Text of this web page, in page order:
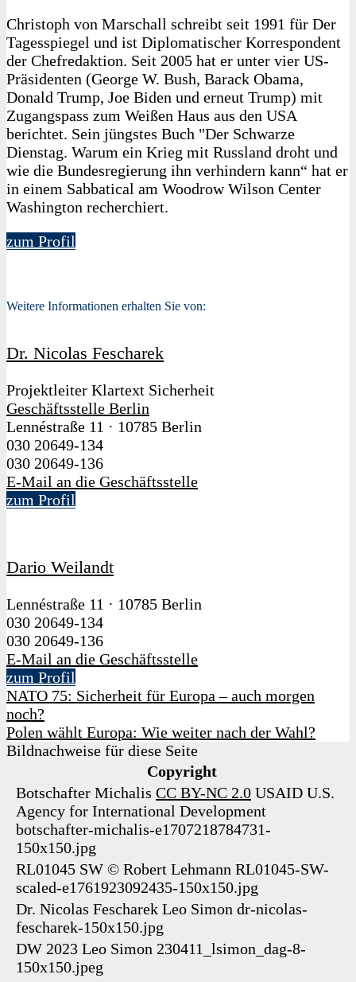
Christoph von Marschall schreibt seit 1991 für Der
Tagesspiegel und ist Diplomatischer Korrespondent
der Chefredaktion. Seit 2005 hat er unter vier US-
Präsidenten (George W. Bush, Barack Obama,
Donald Trump, Joe Biden und erneut Trump) mit
Zugangspass zum Weißen Haus aus den USA
berichtet. Sein jüngstes Buch "Der Schwarze
Dienstag. Warum ein Krieg mit Russland droht und
wie die Bundesregierung ihn verhindern kann“ hat er
in einem Sabbatical am Woodrow Wilson Center
Washington recherchiert.
zum Profil
Weitere Informationen erhalten Sie von:
Dr. Nicolas Fescharek
Projektleiter Klartext Sicherheit
Geschäftsstelle Berlin
Lennéstraße 11 · 10785 Berlin
030 20649-134
030 20649-136
E-Mail an die Geschäftsstelle
zum Profil
Dario Weilandt
Lennéstraße 11 · 10785 Berlin
030 20649-134
030 20649-136
E-Mail an die Geschäftsstelle
zum Profil
NATO 75: Sicherheit für Europa – auch morgen
noch?
Polen wählt Europa: Wie weiter nach der Wahl?
Bildnachweise für diese Seite
Copyright
Botschafter Michalis CC BY-NC 2.0 USAID U.S.
Agency for International Development
botschafter-michalis-e1707218784731-
150x150.jpg
RL01045 SW © Robert Lehmann RL01045-SW-
scaled-e1761923092435-150x150.jpg
Dr. Nicolas Fescharek Leo Simon dr-nicolas-
fescharek-150x150.jpg
DW 2023 Leo Simon 230411_lsimon_dag-8-
150x150.jpeg